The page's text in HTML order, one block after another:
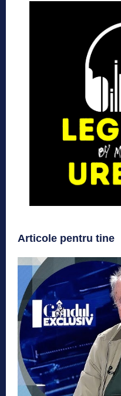
Articole pentru tine